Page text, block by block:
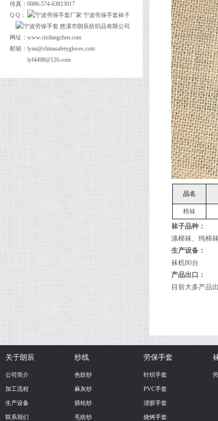
传真：0086-574-63813917
Q Q：
网址： www.cixilangchen.com
邮箱： lynn@chinasafetygloves.com
lyf4498@126.com
品名
棉袜
袜子品种：
涤棉袜、纯棉
生产设备：
袜机80台
产品出口：
目前大多产品
关于朗辰
公司简介
加工流程
生产设备
联系我们
纱线
色纺纱
麻灰纱
腈纶纱
毛纺纱
劳保手套
针织手套
PVC手套
浸胶手套
烧烤手套